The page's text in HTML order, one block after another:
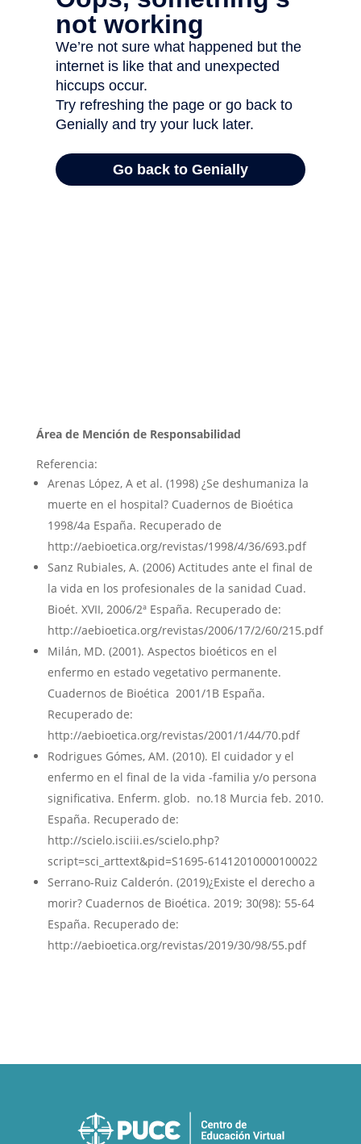
Área de Mención de Responsabilidad
Referencia:
Arenas López, A et al. (1998) ¿Se deshumaniza la
muerte en el hospital? Cuadernos de Bioética
1998/4a España. Recuperado de
http://aebioetica.org/revistas/1998/4/36/693.pdf
Sanz Rubiales, A. (2006) Actitudes ante el final de
la vida en los profesionales de la sanidad Cuad.
Bioét. XVII, 2006/2ª España. Recuperado de:
http://aebioetica.org/revistas/2006/17/2/60/215.pdf
Milán, MD. (2001). Aspectos bioéticos en el
enfermo en estado vegetativo permanente.
Cuadernos de Bioética 2001/1B España.
Recuperado de:
http://aebioetica.org/revistas/2001/1/44/70.pdf
Rodrigues Gómes, AM. (2010). El cuidador y el
enfermo en el final de la vida -familia y/o persona
significativa. Enferm. glob. no.18 Murcia feb. 2010.
España. Recuperado de:
http://scielo.isciii.es/scielo.php?
script=sci_arttext&pid=S1695-61412010000100022
Serrano-Ruiz Calderón. (2019)¿Existe el derecho a
morir? Cuadernos de Bioética. 2019; 30(98): 55-64
España. Recuperado de:
http://aebioetica.org/revistas/2019/30/98/55.pdf